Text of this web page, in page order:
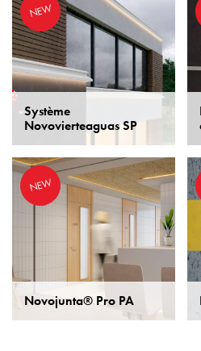
Système
Novovierteaguas SP
NEW
Novojunta® Pro PA
NEW